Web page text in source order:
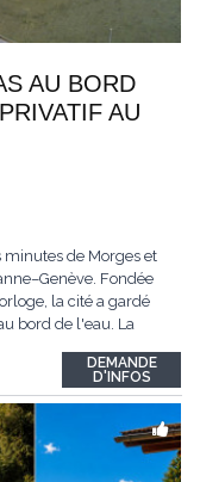
AU BORD
AU
de Morges et
Fondée
la cité a gardé
bord de l'eau. La
privilégié, une
DEMANDE
D'INFOS